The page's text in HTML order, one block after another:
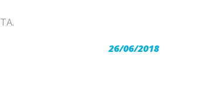
26/06/2018